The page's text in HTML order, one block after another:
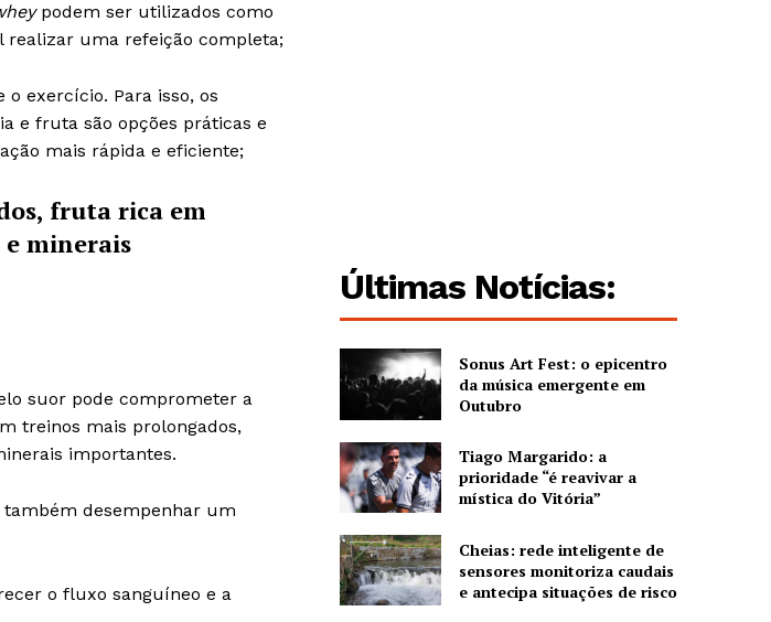
podem ser utilizados como
realizar uma refeição completa;
exercício. Para isso, os
e fruta são opções práticas e
mais rápida e eficiente;
fruta rica em
minerais
suor pode comprometer a
treinos mais prolongados,
importantes.
também desempenhar um
o fluxo sanguíneo e a
Últimas Notícias:
Sonus Art Fest: o epicentro
da música emergente em
Outubro
Tiago Margarido: a
prioridade “é reavivar a
mística do Vitória”
Cheias: rede inteligente de
sensores monitoriza caudais
e antecipa situações de risco